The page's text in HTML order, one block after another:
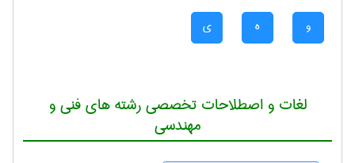
و ه ی
لغات و اصطلاحات تخصصی رشته های فنی و
مهندسی